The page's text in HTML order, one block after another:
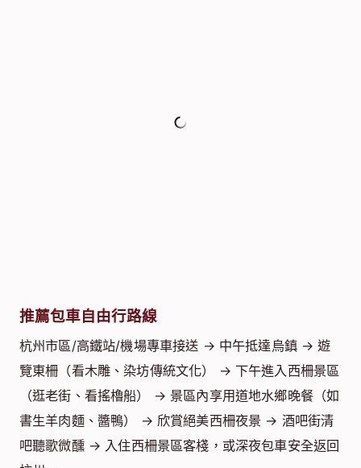
推薦包車自由行路線
杭州市區/高鐵站/機場專車接送 → 中午抵達烏鎮 → 遊